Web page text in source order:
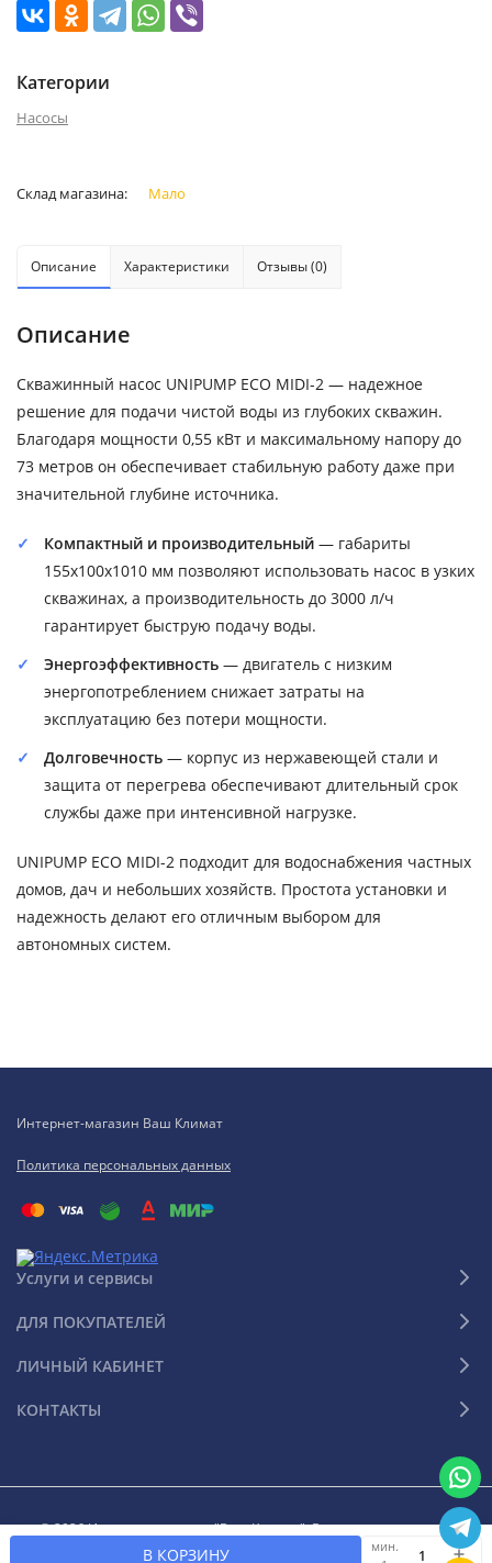
В КОРЗИНУ
мин.
Категории
Насосы
Склад магазина: Мало
Описание Характеристики Отзывы (0)
Описание
Скважинный насос UNIPUMP ECO MIDI-2 — надежное
решение для подачи чистой воды из глубоких скважин.
Благодаря мощности 0,55 кВт и максимальному напору до
73 метров он обеспечивает стабильную работу даже при
значительной глубине источника.
Компактный и производительный — габариты
155x100x1010 мм позволяют использовать насос в узких
скважинах, а производительность до 3000 л/ч
гарантирует быструю подачу воды.
Энергоэффективность — двигатель с низким
энергопотреблением снижает затраты на
эксплуатацию без потери мощности.
Долговечность — корпус из нержавеющей стали и
защита от перегрева обеспечивают длительный срок
службы даже при интенсивной нагрузке.
UNIPUMP ECO MIDI-2 подходит для водоснабжения частных
домов, дач и небольших хозяйств. Простота установки и
надежность делают его отличным выбором для
автономных систем.
Интернет-магазин Ваш Климат
Политика персональных данных
Услуги и сервисы
ДЛЯ ПОКУПАТЕЛЕЙ
ЛИЧНЫЙ КАБИНЕТ
КОНТАКТЫ
© 2026 Интернет-магазин "Ваш Климат". Все права защищены